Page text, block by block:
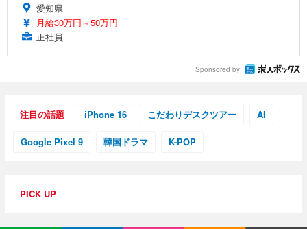
愛知県
月給30万円～50万円
正社員
Sponsored by
注目の話題 iPhone 16 こだわりデスクツアー AI
Google Pixel 9 韓国ドラマ K-POP
PICK UP